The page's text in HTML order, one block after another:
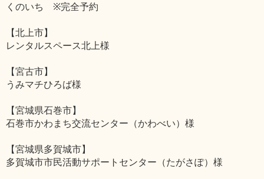
くのいち ※完全予約
【北上市】
レンタルスペース北上様
【宮古市】
うみマチひろば様
【宮城県石巻市】
石巻市かわまち交流センター（かわべい）様
【宮城県多賀城市】
多賀城市市民活動サポートセンター（たがさぽ）様